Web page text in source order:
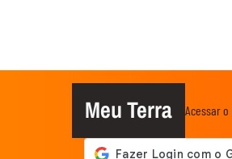
Meu Terra Acessar